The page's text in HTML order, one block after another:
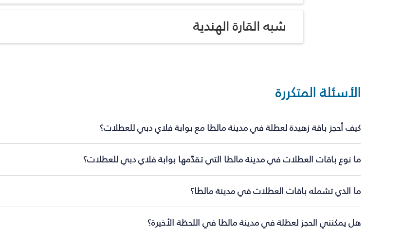
شبه القارة الهندية
الأسئلة المتكررة
كيف أحجز باقة زهيدة لعطلة في مدينة مالطا مع بوابة فلاي دبي للعطلات؟
ما نوع باقات العطلات في مدينة مالطا التي تقدّمها بوابة فلاي دبي للعطلات؟
ما الذي تشمله باقات العطلات في مدينة مالطا؟
هل يمكنني الحجز لعطلة في مدينة مالطا في اللحظة الأخيرة؟